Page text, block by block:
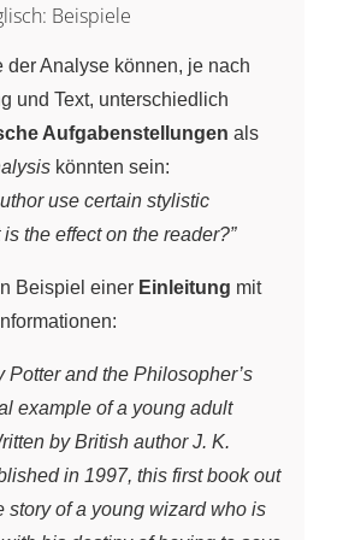
Beispiele
der Analyse können, je nach
und Text, unterschiedlich
Aufgabenstellungen als
könnten sein:
use certain stylistic
is the effect on the reader?”
Beispiel einer Einleitung mit
Potter and the Philosopher’s
example of a young adult
by British author J. K.
in 1997, this first book out
story of a young wizard who is